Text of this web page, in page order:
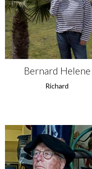
Bernard Helene
Richard